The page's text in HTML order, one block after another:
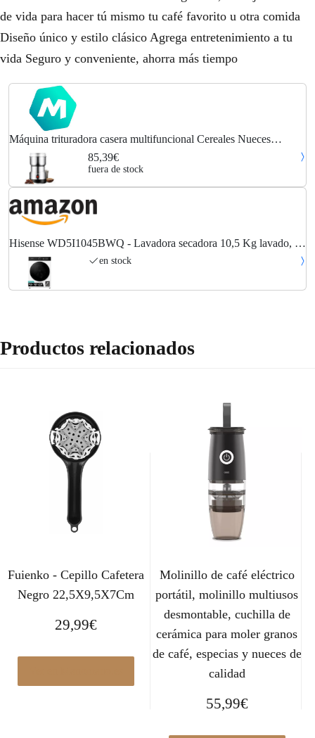
de vida para hacer tú mismo tu café favorito u otra comida
Diseño único y estilo clásico Agrega entretenimiento a tu
vida Seguro y conveniente, ahorra más tiempo
Máquina trituradora casera multifuncional Cereales Nueces
Frijoles Especias Granos Máquina trituradora Molinillo de café
eléctrico Cocina
85,39€
fuera de stock
Hisense WD5I1045BWQ - Lavadora secadora 10,5 Kg lavado, 6
Kg secado, Clase A-40%/D, 1400 rpm, puerta cristal, conectividad
WiFi, fondo reducido 55cm - color...
en stock
Productos relacionados
Fuienko - Cepillo Cafetera
Negro 22,5X9,5X7Cm
29,99€
Molinillo de café eléctrico
portátil, molinillo multiusos
desmontable, cuchilla de
cerámica para moler granos
de café, especias y nueces de
calidad
55,99€